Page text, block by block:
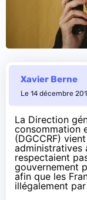
Xavier Berne
Le 14 décembre
La Direction
consommation
(DGCCRF)
administratives
respectaient
gouvernement
afin que les
illégalement